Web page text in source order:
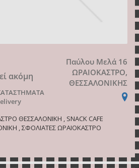
ακόμη
Παύλου Μελά 16
ΩΡΑΙΟΚΑΣΤΡΟ,
ΘΕΣΣΑΛΟΝΙΚΗΣ
ΘΕΣΣΑΛΟΝΙΚΗ , SNACK CAFE
, ΣΦΟΛΙΑΤΕΣ ΩΡΑΙΟΚΑΣΤΡΟ